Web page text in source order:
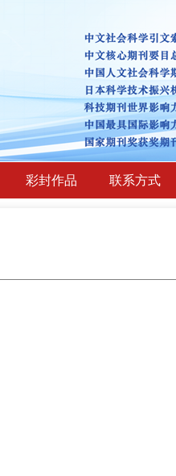
彩封作品 联系方式